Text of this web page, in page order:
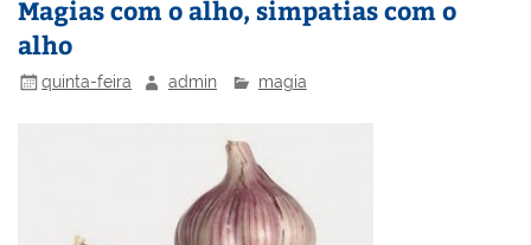
o
M
ai
Magias com o alho, simpatias com o
alho
quinta-feira admin magia